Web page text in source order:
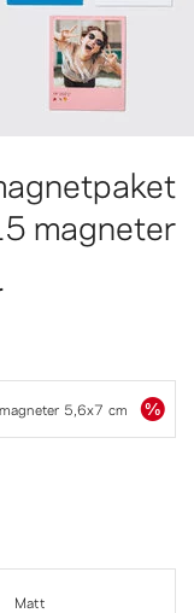
magneter
5,6x7 cm
Matt